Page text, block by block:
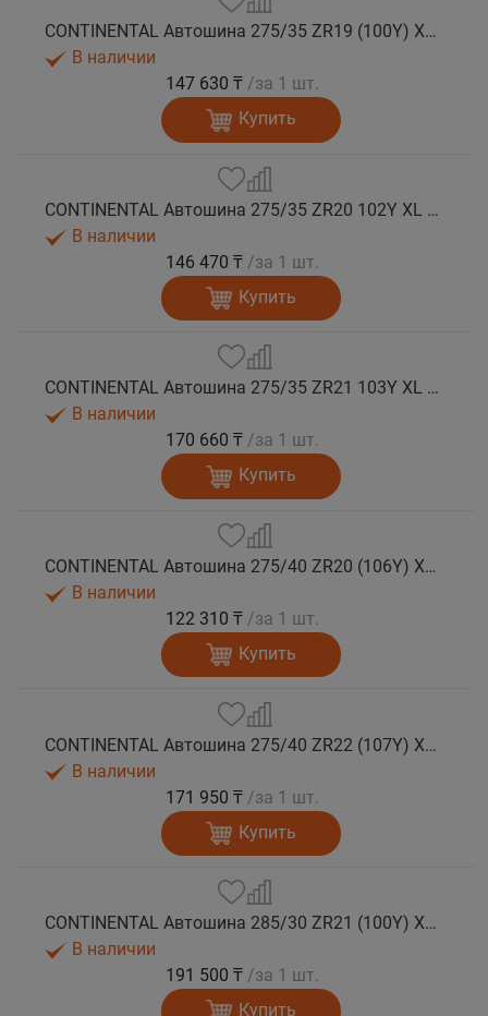
CONTINENTAL Автошина 275/35 ZR19 (100Y) XL FR SportContact 7 лето
В наличии
147 630 ₸ /за 1 шт.
Купить
CONTINENTAL Автошина 275/35 ZR20 102Y XL FR SportContact 7 лето
В наличии
146 470 ₸ /за 1 шт.
Купить
CONTINENTAL Автошина 275/35 ZR21 103Y XL FR SportContact 7 ND0 лето
В наличии
170 660 ₸ /за 1 шт.
Купить
CONTINENTAL Автошина 275/40 ZR20 (106Y) XL FR SportContact 7 лето
В наличии
122 310 ₸ /за 1 шт.
Купить
CONTINENTAL Автошина 275/40 ZR22 (107Y) XL FR SportContact 7 лето
В наличии
171 950 ₸ /за 1 шт.
Купить
CONTINENTAL Автошина 285/30 ZR21 (100Y) XL FR SportContact 7 MGT лето
В наличии
191 500 ₸ /за 1 шт.
Купить